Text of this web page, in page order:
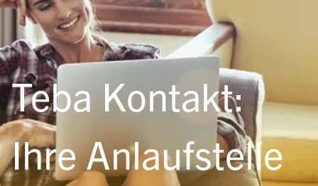
Teba Kontakt:
Ihre Anlaufstelle